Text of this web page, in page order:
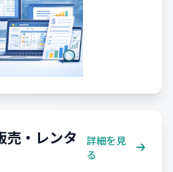
売・レンタ
詳細を見
る